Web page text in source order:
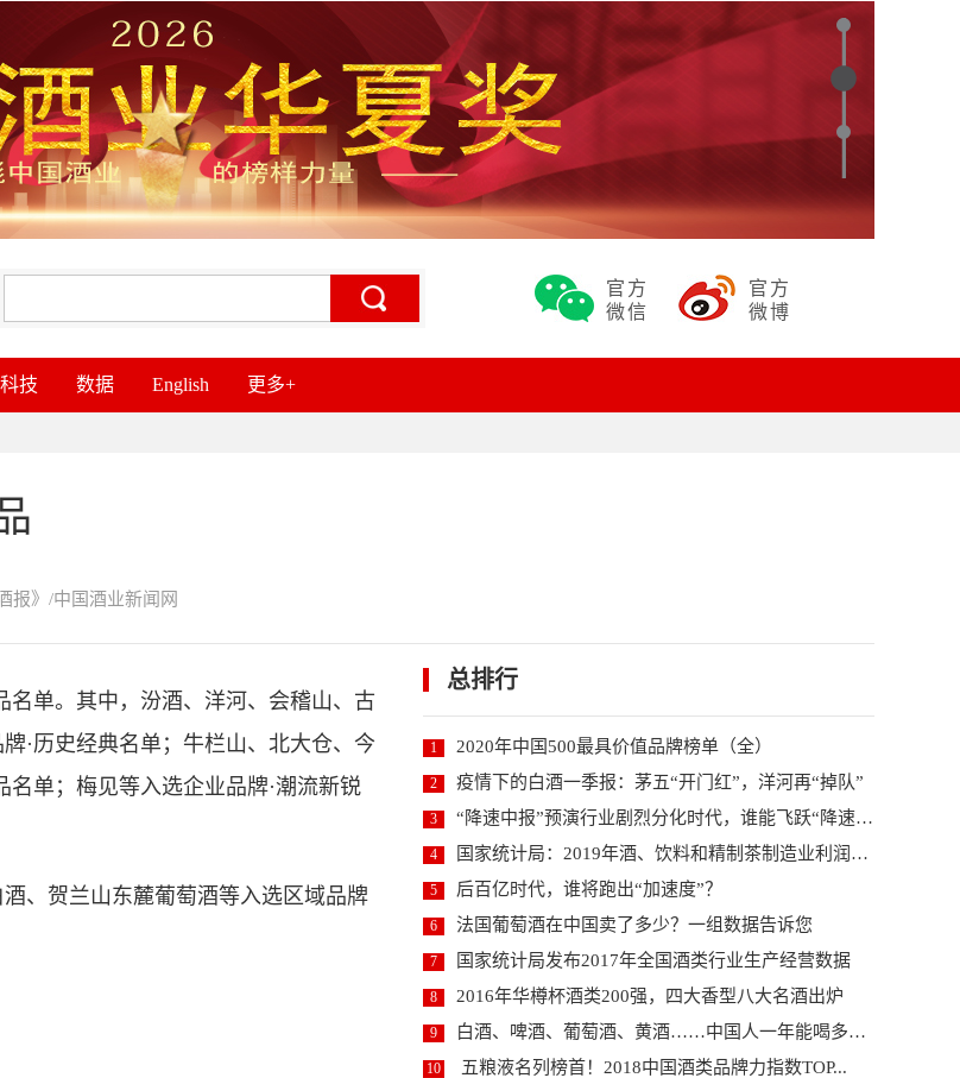
官方
微信
官方
微博
科技 数据 English 更多+
报》/中国酒业新闻网
单。其中，汾酒、洋河、会稽山、古
·历史经典名单；牛栏山、北大仓、今
单；梅见等入选企业品牌·潮流新锐
、贺兰山东麓葡萄酒等入选区域品牌
总排行
1 2020年中国500最具价值品牌榜单（全）
2 疫情下的白酒一季报：茅五“开门红”，洋河再“掉队”
3 “降速中报”预演行业剧烈分化时代，谁能飞跃“降速期...
4 国家统计局：2019年酒、饮料和精制茶制造业利润增...
5 后百亿时代，谁将跑出“加速度”？
6 法国葡萄酒在中国卖了多少？一组数据告诉您
7 国家统计局发布2017年全国酒类行业生产经营数据
8 2016年华樽杯酒类200强，四大香型八大名酒出炉
9 白酒、啤酒、葡萄酒、黄酒……中国人一年能喝多少酒？
10 五粮液名列榜首！2018中国酒类品牌力指数TOP...